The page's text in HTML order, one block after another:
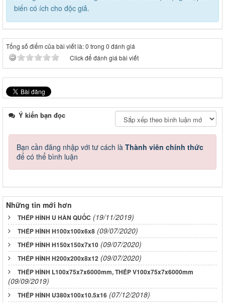
biến có ích cho độc giả.
Tổng số điểm của bài viết là: 0 trong 0 đánh giá
Click để đánh giá bài viết
Ý kiến bạn đọc
Bạn cần đăng nhập với tư cách là Thành viên chính thức
để có thể bình luận
Những tin mới hơn
THÉP HÌNH U HÀN QUỐC (19/11/2019)
THÉP HÌNH H100x100x6x8 (09/07/2020)
THÉP HÌNH H150x150x7x10 (09/07/2020)
THÉP HÌNH H200x200x8x12 (09/07/2020)
THÉP HÌNH L100x75x7x6000mm, THÉP V100x75x7x6000mm
(09/09/2019)
THÉP HÌNH U380x100x10.5x16 (07/12/2018)